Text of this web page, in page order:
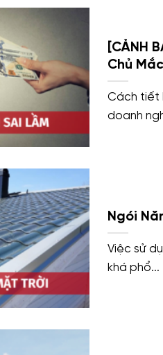
[CẢNH
Chủ
Cách tiết
doanh
Ngói
Việc sử
khá phổ...